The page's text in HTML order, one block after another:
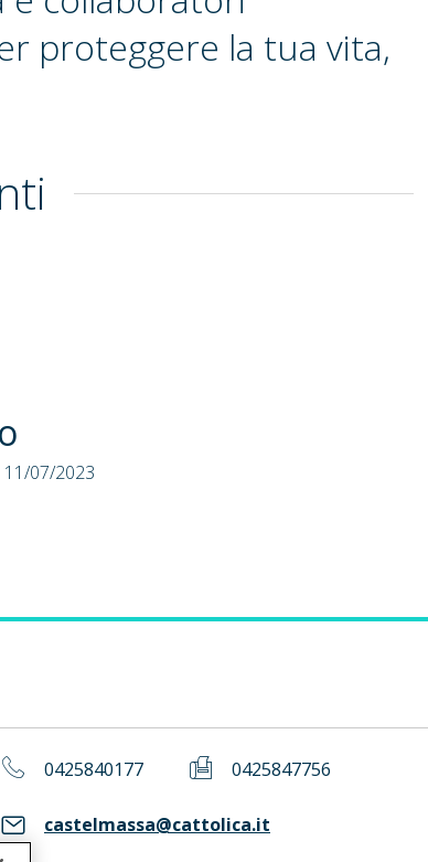
proteggere la tua vita,
11/07/2023
0425840177 0425847756
castelmassa@cattolica.it